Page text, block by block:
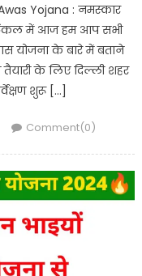
Yojana : नमस्कार
में आज हम आप सभी
योजना के बारे में बताने
तैयारी के लिए दिल्ली शहर
शुरू […]
Comment(0)